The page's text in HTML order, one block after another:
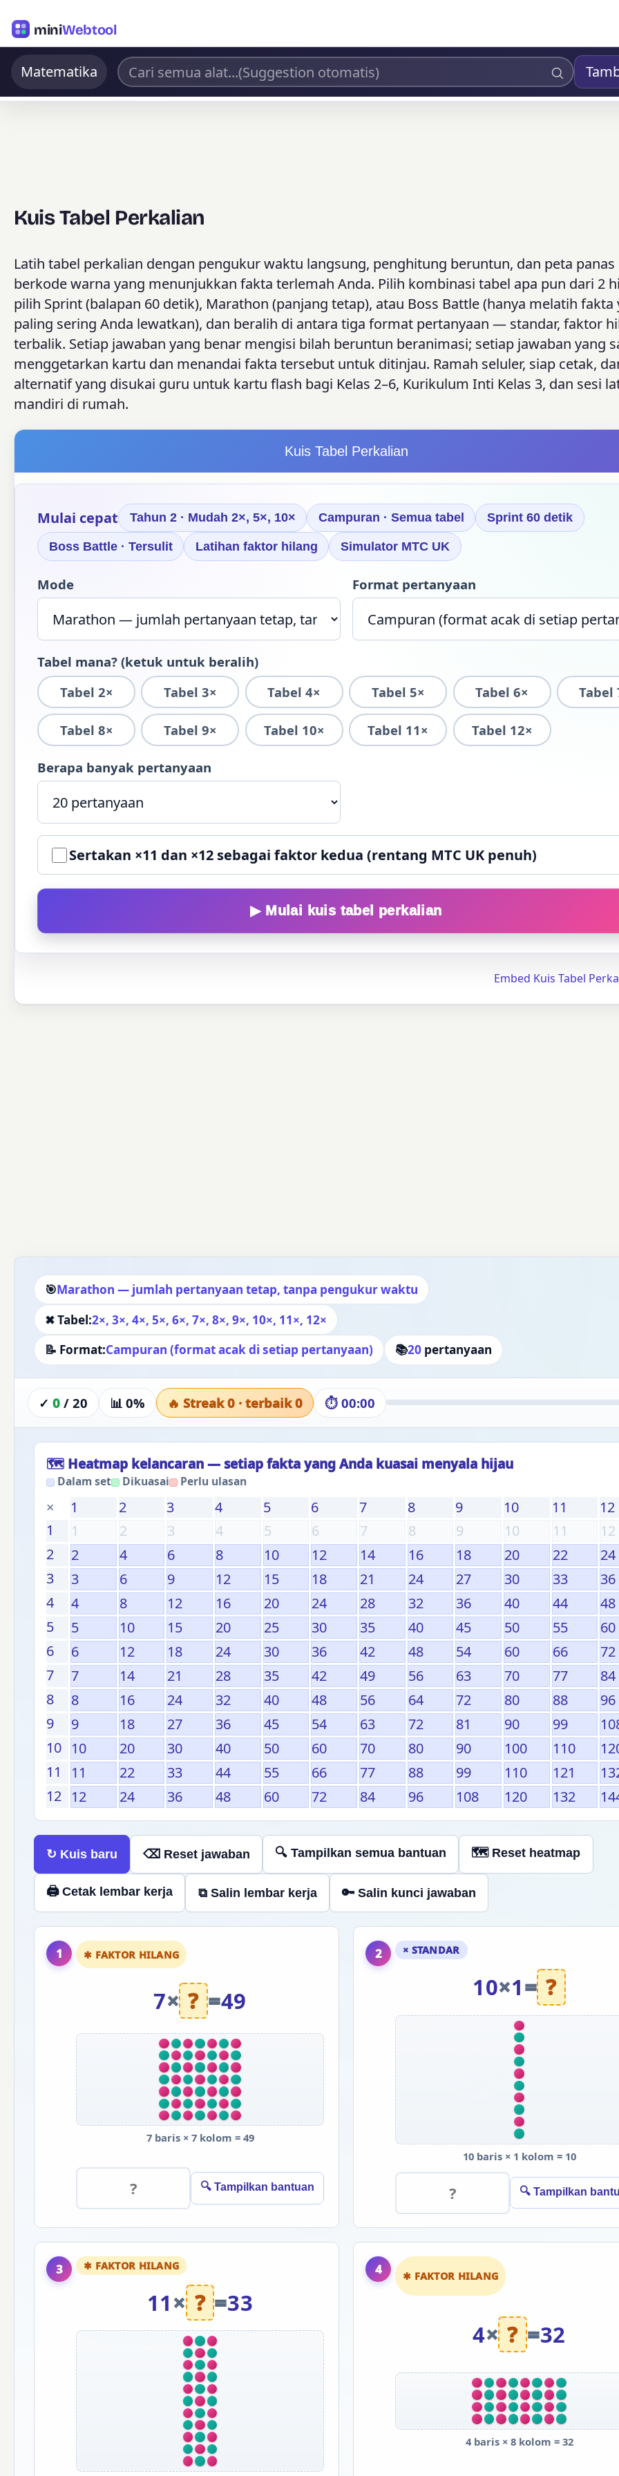
miniWebtool
Matematika
Kuis Tabel Perkalian
Latih tabel perkalian dengan pengukur waktu langsung, penghitung beruntun, dan peta panas
berkode warna yang menunjukkan fakta terlemah Anda. Pilih kombinasi tabel apa pun dari 2
pilih Sprint (balapan 60 detik), Marathon (panjang tetap), atau Boss Battle (hanya melatih fakta
paling sering Anda lewatkan), dan beralih di antara tiga format pertanyaan — standar, faktor
terbalik. Setiap jawaban yang benar mengisi bilah beruntun beranimasi; setiap jawaban yang
menggetarkan kartu dan menandai fakta tersebut untuk ditinjau. Ramah seluler, siap cetak,
alternatif yang disukai guru untuk kartu flash bagi Kelas 2–6, Kurikulum Inti Kelas 3, dan sesi
mandiri di rumah.
Kuis Tabel Perkalian
Mulai cepat Tahun 2 · Mudah 2×, 5×, 10× Campuran · Semua tabel Sprint 60 detik
Boss Battle · Tersulit Latihan faktor hilang Simulator MTC UK
Mode Format pertanyaan
Tabel mana? (ketuk untuk beralih)
Tabel 2×
Tabel 3× Tabel 4× Tabel 5× Tabel 6× Tabel
Tabel 8× Tabel 9× Tabel 10× Tabel 11× Tabel 12×
Berapa banyak pertanyaan
Sertakan ×11 dan ×12 sebagai faktor kedua (rentang MTC UK penuh)
▶ Mulai kuis tabel perkalian
Embed Kuis Tabel
🎯Marathon — jumlah pertanyaan tetap, tanpa pengukur waktu
✖ Tabel:2×, 3×, 4×, 5×, 6×, 7×, 8×, 9×, 10×, 11×, 12×
📝 Format:Campuran (format acak di setiap pertanyaan) 📚20 pertanyaan
✓ 0 / 20 📊 0% 🔥 Streak0 · terbaik0 ⏱ 00:00
🗺 Heatmap kelancaran — setiap fakta yang Anda kuasai menyala hijau
Dalam set Dikuasai Perlu ulasan
× 1 2 3 4 5 6 7 8 9 10 11
12
1
1 2 3 4 5 6 7 8 9 10 11
12
2
2 4 6 8 10 12 14 16 18 20 22
24
3
3 6 9 12 15 18 21 24 27 30 33
36
4
4 8 12 16 20 24 28 32 36 40 44
48
5
5 10 15 20 25 30 35 40 45 50 55
60
6
6 12 18 24 30 36 42 48 54 60 66
72
7
7 14 21 28 35 42 49 56 63 70 77
84
8
8 16 24 32 40 48 56 64 72 80 88
96
9
9 18 27 36 45 54 63 72 81 90 99
10 10 20 30 40 50 60 70 80 90 100 110
11
11 22 33 44 55 66 77 88 99 110 121
12 12 24 36 48 60 72 84 96 108 120 132
↻ Kuis baru ⌫ Reset jawaban 🔍 Tampilkan semua bantuan 🗺 Reset heatmap
🖨 Cetak lembar kerja ⧉ Salin lembar kerja 🔑 Salin kunci jawaban
1 ✱ FAKTOR HILANG
7× ? =49
7 baris × 7 kolom = 49
🔍 Tampilkan bantuan
2 × STANDAR
10×1= ?
10 baris × 1 kolom = 10
🔍 Tampilkan
3 ✱ FAKTOR HILANG
11× ? =33
4 ✱ FAKTOR HILANG
4× ? =32
4 baris × 8 kolom = 32